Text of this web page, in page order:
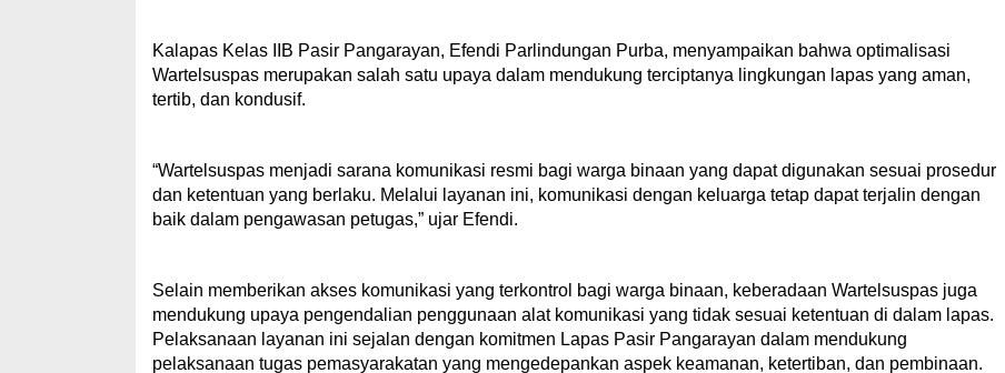
Kalapas Kelas IIB Pasir Pangarayan, Efendi Parlindungan Purba, menyampaikan bahwa optimalisasi
Wartelsuspas merupakan salah satu upaya dalam mendukung terciptanya lingkungan lapas yang aman,
tertib, dan kondusif.
“Wartelsuspas menjadi sarana komunikasi resmi bagi warga binaan yang dapat digunakan sesuai prosedur
dan ketentuan yang berlaku. Melalui layanan ini, komunikasi dengan keluarga tetap dapat terjalin dengan
baik dalam pengawasan petugas,” ujar Efendi.
Selain memberikan akses komunikasi yang terkontrol bagi warga binaan, keberadaan Wartelsuspas juga
mendukung upaya pengendalian penggunaan alat komunikasi yang tidak sesuai ketentuan di dalam lapas.
Pelaksanaan layanan ini sejalan dengan komitmen Lapas Pasir Pangarayan dalam mendukung
pelaksanaan tugas pemasyarakatan yang mengedepankan aspek keamanan, ketertiban, dan pembinaan.